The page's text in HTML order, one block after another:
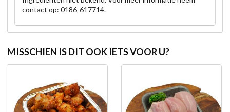
contact op: 0186-617714.
MISSCHIEN IS DIT OOK IETS VOOR U?